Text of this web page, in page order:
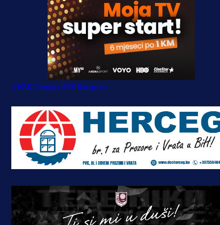
#HŠK Zrinjski #FK Sarajevo